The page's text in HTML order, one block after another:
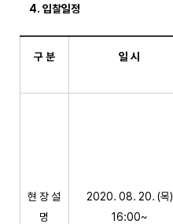
4. 입찰일정
구 분 일 시
현 장 설
명
2020. 08. 20. (목)
16:00~